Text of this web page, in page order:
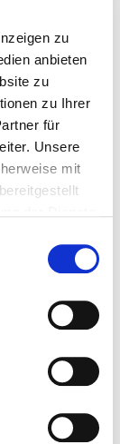
zu
anbieten
zu
zu Ihrer
für
Unsere
mit